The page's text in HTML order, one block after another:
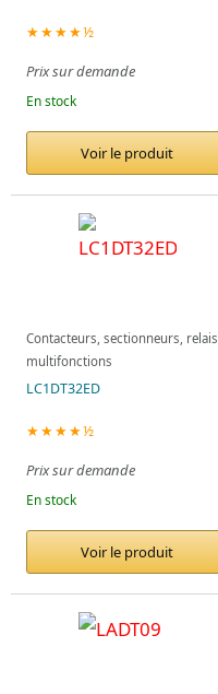
★★★★½
Prix sur demande
En stock
Voir le produit
Contacteurs, sectionneurs, relais
multifonctions
LC1DT32ED
★★★★½
Prix sur demande
En stock
Voir le produit